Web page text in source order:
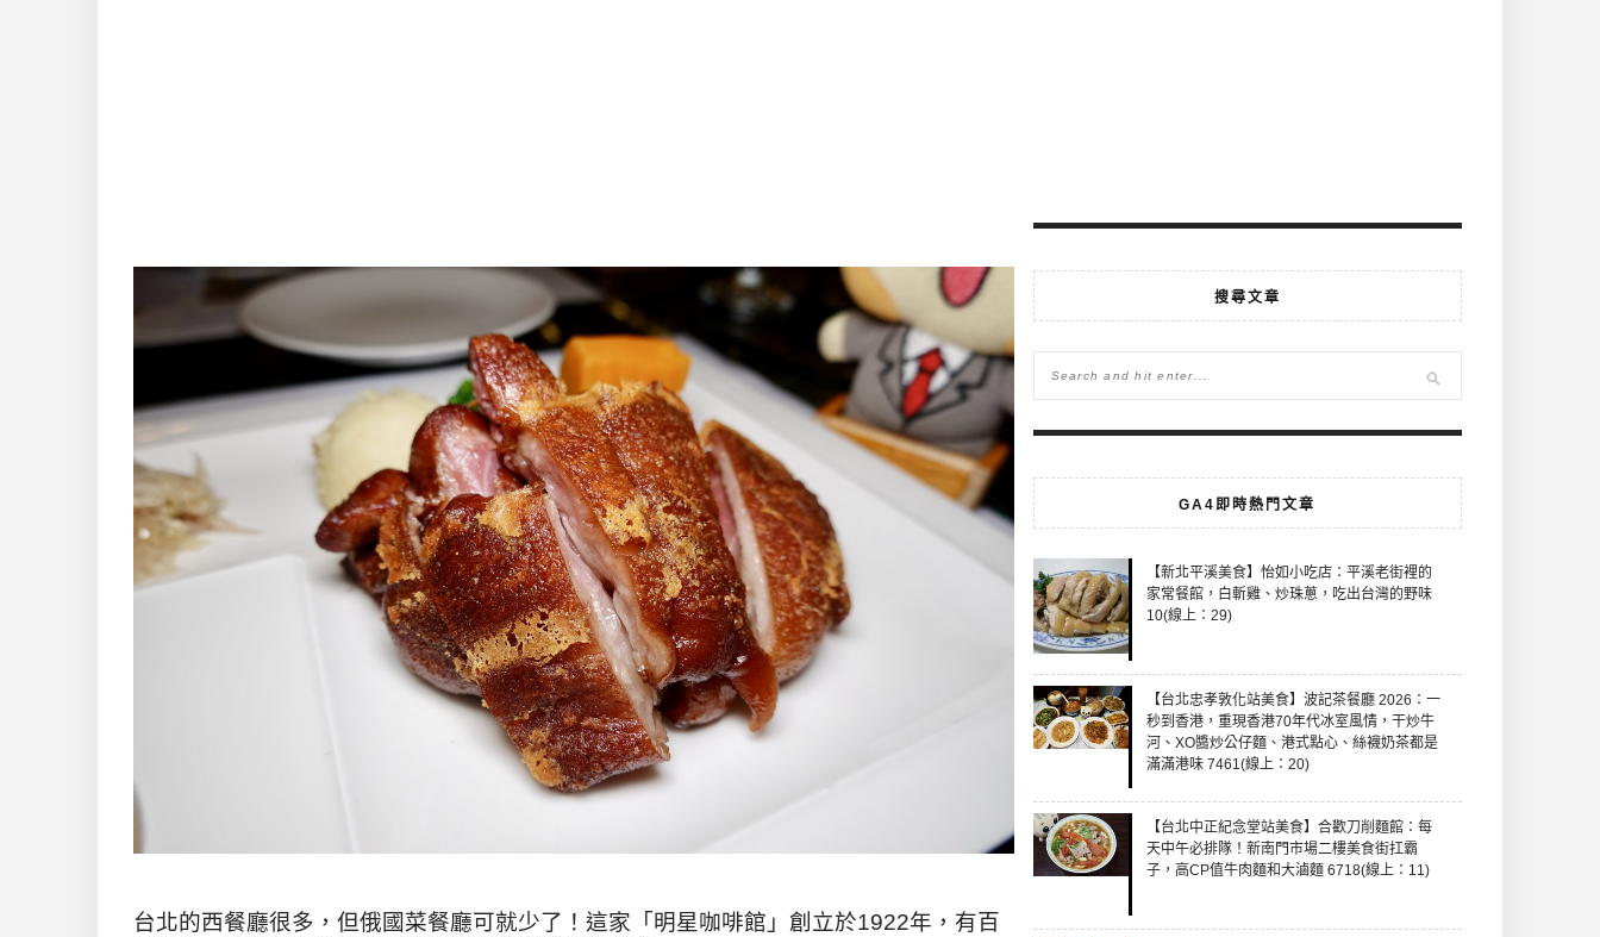
台北的西餐廳很多，但俄國菜餐廳可就少了！這家「明星咖啡館」創立於1922年，有百
搜尋文章
GA4即時熱門文章
【新北平溪美食】怡如小吃店：平溪老街裡的
家常餐館，白斬雞、炒珠蔥，吃出台灣的野味
10(線上：29)
【台北忠孝敦化站美食】波記茶餐廳 2026：一
秒到香港，重現香港70年代冰室風情，干炒牛
河、XO醬炒公仔麵、港式點心、絲襪奶茶都是
滿滿港味 7461(線上：20)
【台北中正紀念堂站美食】合歡刀削麵館：每
天中午必排隊！新南門市場二樓美食街扛霸
子，高CP值牛肉麵和大滷麵 6718(線上：11)